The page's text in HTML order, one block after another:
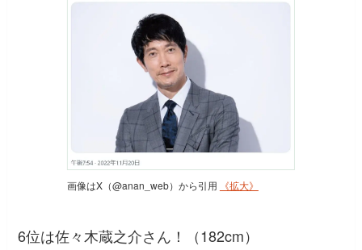
画像はX（@anan_web）から引用 《拡大》
6位は佐々木蔵之介さん！（182cm）